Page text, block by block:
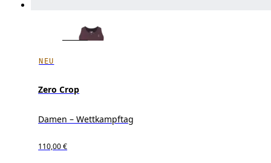
NEU
Zero Crop
Damen – Wettkampftag
110,00 €